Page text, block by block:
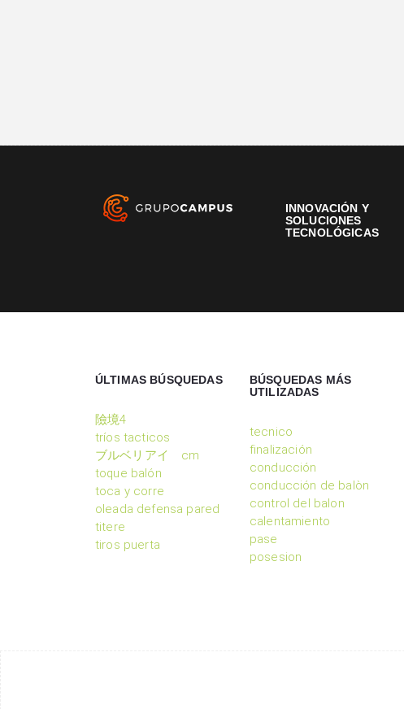
INNOVACIÓN Y
SOLUCIONES
TECNOLÓGICAS
ÚLTIMAS BÚSQUEDAS
險境4
tríos tacticos
ブルベリアイ cm
toque balón
toca y corre
oleada defensa pared
titere
tiros puerta
BÚSQUEDAS MÁS
UTILIZADAS
tecnico
finalización
conducción
conducción de balòn
control del balon
calentamiento
pase
posesion